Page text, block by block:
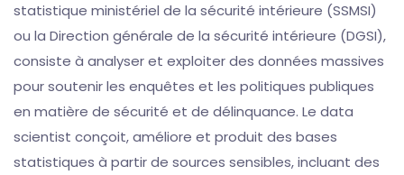
statistique ministériel de la sécurité intérieure (SSMSI)
ou la Direction générale de la sécurité intérieure (DGSI),
consiste à analyser et exploiter des données massives
pour soutenir les enquêtes et les politiques publiques
en matière de sécurité et de délinquance. Le data
scientist conçoit, améliore et produit des bases
statistiques à partir de sources sensibles, incluant des